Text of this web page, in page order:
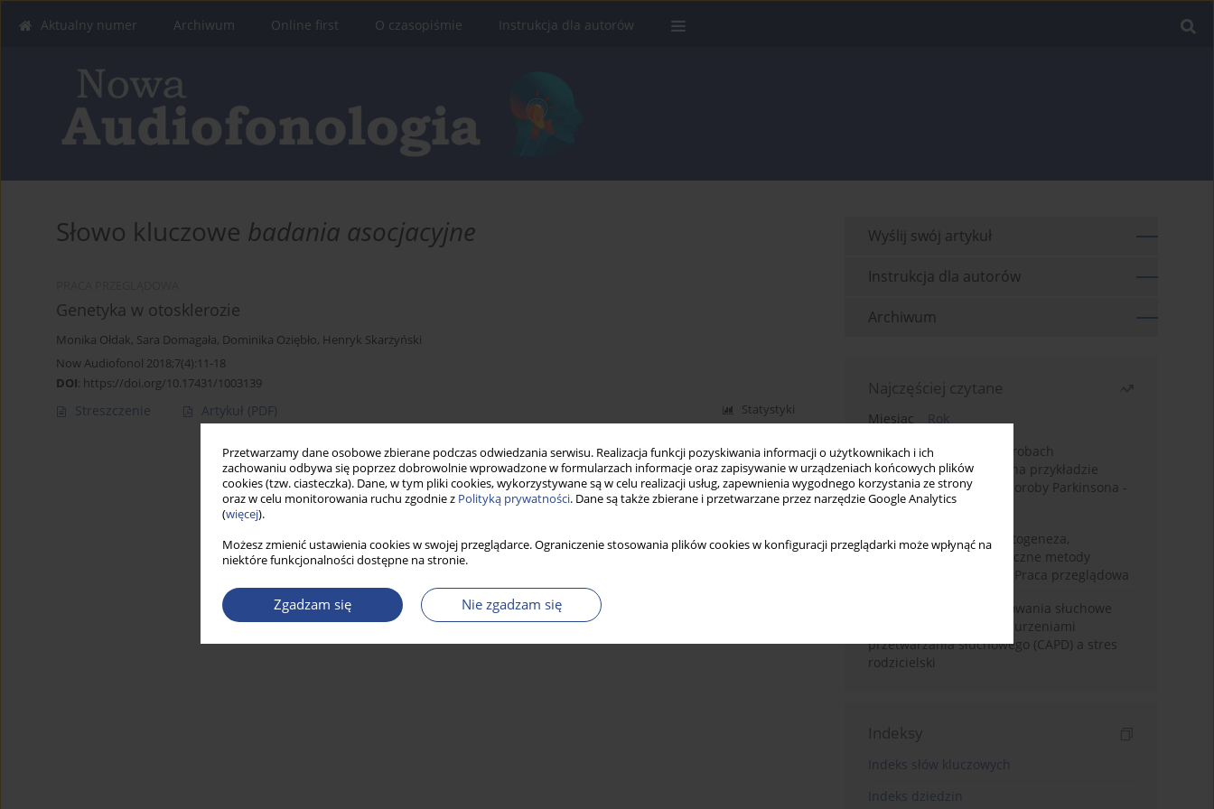
Przetwarzamy dane osobowe zbierane podczas odwiedzania serwisu. Realizacja funkcji pozyskiwania informacji o użytkownikach i ich
zachowaniu odbywa się poprzez dobrowolnie wprowadzone w formularzach informacje oraz zapisywanie w urządzeniach końcowych plików
cookies (tzw. ciasteczka). Dane, w tym pliki cookies, wykorzystywane są w celu realizacji usług, zapewnienia wygodnego korzystania ze strony
oraz w celu monitorowania ruchu zgodnie z Polityką prywatności. Dane są także zbierane i przetwarzane przez narzędzie Google Analytics
(więcej).
Możesz zmienić ustawienia cookies w swojej przeglądarce. Ograniczenie stosowania plików cookies w konfiguracji przeglądarki może wpłynąć na
niektóre funkcjonalności dostępne na stronie.
Zgadzam się Nie zgadzam się
Aktualny numer Archiwum Online first O czasopiśmie Instrukcja dla autorów
Słowo kluczowe badania asocjacyjne
Genetyka w otosklerozie
Monika Ołdak, Sara Domagała, Dominika Oziębło, Henryk Skarżyński
Now Audiofonol 2018;7(4):11-18
DOI: https://doi.org/10.17431/1003139
Streszczenie Artykuł (PDF) Statystyki
Wyślij swój artykuł
Instrukcja dla autorów
Archiwum
Najczęściej czytane
Miesiąc
Rok
Badanie zmysłów w chorobach
neurodegeneracyjnych na przykładzie
choroby Alzheimera i choroby Parkinsona -
przegląd literatury
Choroba Meniere’a – patogeneza,
diagnostyka, niechirurgiczne metody
leczenia i kontrowersje. Praca przeglądowa
Relacje rodzinne i zachowania słuchowe
dzieci z centralnymi zaburzeniami
przetwarzania słuchowego (CAPD) a stres
rodzicielski
Indeksy
Indeks słów kluczowych
Indeks dziedzin